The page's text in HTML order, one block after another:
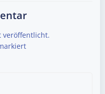
veröffentlicht.